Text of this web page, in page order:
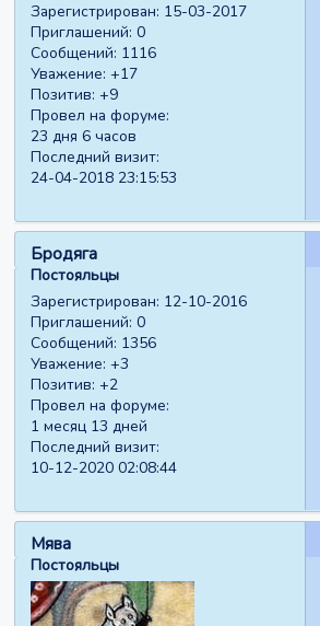
Зарегистрирован: 15-03-2017
Приглашений: 0
Сообщений: 1116
Уважение: +17
Позитив: +9
Провел на форуме:
23 дня 6 часов
Последний визит:
24-04-2018 23:15:53
Бродяга
Постояльцы
Зарегистрирован: 12-10-2016
Приглашений: 0
Сообщений: 1356
Уважение: +3
Позитив: +2
Провел на форуме:
1 месяц 13 дней
Последний визит:
10-12-2020 02:08:44
Мява
Постояльцы